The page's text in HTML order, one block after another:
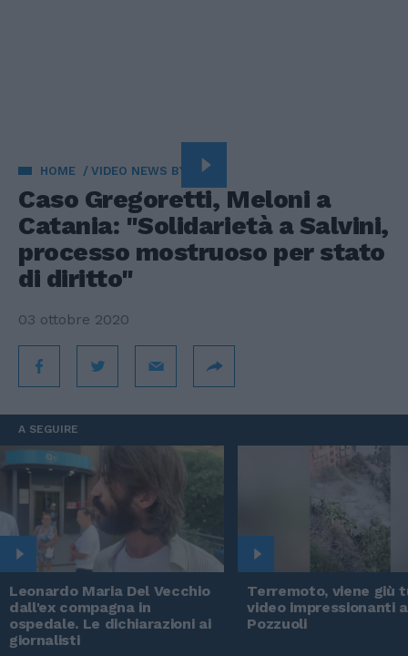
HOME VIDEO NEWS BY VISTA
Caso Gregoretti, Meloni a
Catania: "Solidarietà a Salvini,
processo mostruoso per stato
di diritto"
03 ottobre 2020
A SEGUIRE
Leonardo Maria Del Vecchio
dall'ex compagna in
ospedale. Le dichiarazioni ai
giornalisti
Terremoto, viene giù
video impressionanti a
Pozzuoli